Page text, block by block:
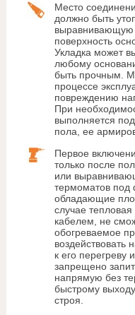
Место
должно быть
выравнивающую
поверхность
Укладка может
любому
быть прочным.
процессе
повреждению
При
выполняется
пола, ее
Первое
только после
или
термоматов под
обладающие
случае
кабелем, не
обогреваемое
воздействовать
к его перегреву
запрещено
напрямую без
быстрому
строя.